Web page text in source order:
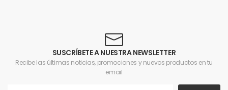
SUSCRÍBETE A NUESTRA NEWSLETTER
Recibe las últimas noticias, promociones y nuevos productos en tu
email